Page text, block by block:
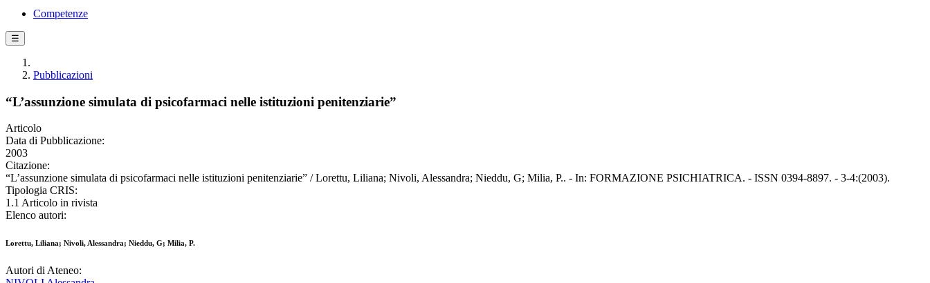
Competenze
☰
Pubblicazioni
“L’assunzione simulata di psicofarmaci nelle istituzioni penitenziarie”
Articolo
Data di Pubblicazione:
2003
Citazione:
“L’assunzione simulata di psicofarmaci nelle istituzioni penitenziarie” / Lorettu, Liliana; Nivoli, Alessandra; Nieddu, G; Milia, P.. - In: FORMAZIONE PSICHIATRICA. - ISSN 0394-8897. - 3-4:(2003).
Tipologia CRIS:
1.1 Articolo in rivista
Elenco autori:
Lorettu, Liliana; Nivoli, Alessandra; Nieddu, G; Milia, P.
Autori di Ateneo: